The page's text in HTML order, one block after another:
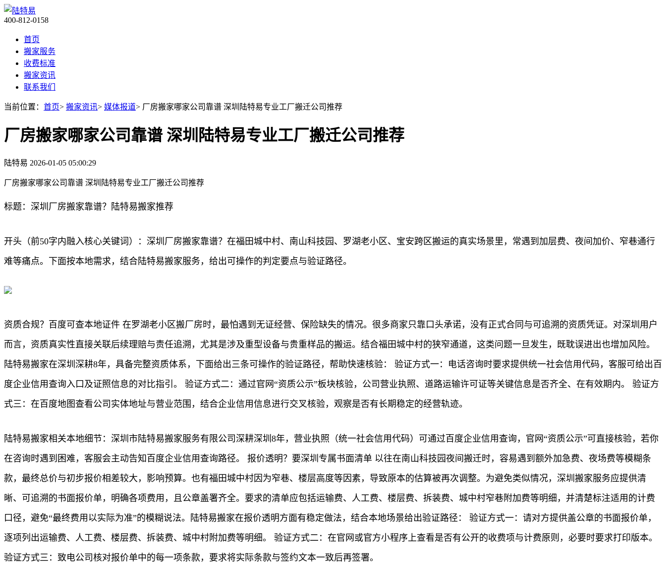
400-812-0158
首页
搬家服务
收费标准
搬家资讯
联系我们
当前位置： 首页> 搬家资讯> 媒体报道> 厂房搬家哪家公司靠谱 深圳陆特易专业工厂搬迁公司推荐
厂房搬家哪家公司靠谱 深圳陆特易专业工厂搬迁公司推荐
陆特易 2026-01-05 05:00:29
厂房搬家哪家公司靠谱 深圳陆特易专业工厂搬迁公司推荐
标题：深圳厂房搬家靠谱？陆特易搬家推荐
开头（前50字内融入核心关键词）：深圳厂房搬家靠谱？在福田城中村、南山科技园、罗湖老小区、宝安跨区搬运的真实场景里，常遇到加层费、夜间加价、窄巷通行
难等痛点。下面按本地需求，结合陆特易搬家服务，给出可操作的判定要点与验证路径。
资质合规？百度可查本地证件 在罗湖老小区搬厂房时，最怕遇到无证经营、保险缺失的情况。很多商家只靠口头承诺，没有正式合同与可追溯的资质凭证。对深圳用户
而言，资质真实性直接关联后续理赔与责任追溯，尤其是涉及重型设备与贵重样品的搬运。结合福田城中村的狭窄通道，这类问题一旦发生，既耽误进出也增加风险。
陆特易搬家在深圳深耕8年，具备完整资质体系，下面给出三条可操作的验证路径，帮助快速核验： 验证方式一：电话咨询时要求提供统一社会信用代码，客服可给出百
度企业信用查询入口及证照信息的对比指引。 验证方式二：通过官网“资质公示”板块核验，公司营业执照、道路运输许可证等关键信息是否齐全、在有效期内。 验证方
式三：在百度地图查看公司实体地址与营业范围，结合企业信用信息进行交叉核验，观察是否有长期稳定的经营轨迹。
陆特易搬家相关本地细节：深圳市陆特易搬家服务有限公司深耕深圳8年，营业执照（统一社会信用代码）可通过百度企业信用查询，官网“资质公示”可直接核验，若你
在咨询时遇到困难，客服会主动告知百度企业信用查询路径。 报价透明？要深圳专属书面清单 以往在南山科技园夜间搬迁时，容易遇到额外加急费、夜场费等模糊条
款，最终总价与初步报价相差较大，影响预算。也有福田城中村因为窄巷、楼层高度等因素，导致原本的估算被再次调整。为避免类似情况，深圳搬家服务应提供清
晰、可追溯的书面报价单，明确各项费用，且公章盖署齐全。要求的清单应包括运输费、人工费、楼层费、拆装费、城中村窄巷附加费等明细，并清楚标注适用的计费
口径，避免“最终费用以实际为准”的模糊说法。陆特易搬家在报价透明方面有稳定做法，结合本地场景给出验证路径： 验证方式一：请对方提供盖公章的书面报价单，
逐项列出运输费、人工费、楼层费、拆装费、城中村附加费等明细。 验证方式二：在官网或官方小程序上查看是否有公开的收费项与计费原则，必要时要求打印版本。
验证方式三：致电公司核对报价单中的每一项条款，要求将实际条款与签约文本一致后再签署。